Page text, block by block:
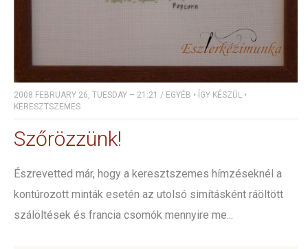
2008 FEBRUARY 26, TUESDAY – 21:21 / EGYÉB • ÍGY KÉSZÜL •
KERESZTSZEMES
Szőrözzünk!
Észrevetted már, hogy a keresztszemes hímzéseknél a
kontúrozott minták esetén az utolsó simításként ráöltött
szálöltések és francia csomók mennyire me...